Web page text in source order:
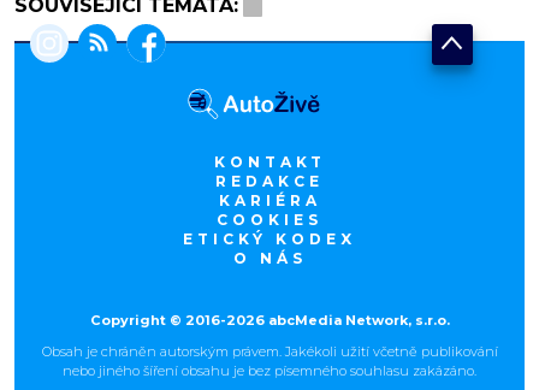
SOUVISEJÍCÍ TÉMATA:
KONTAKT
REDAKCE
KARIÉRA
COOKIES
ETICKÝ KODEX
O NÁS
Copyright © 2016-2026 abcMedia Network, s.r.o.
Obsah je chráněn autorským právem. Jakékoli užití včetně publikování
nebo jiného šíření obsahu je bez písemného souhlasu zakázáno.